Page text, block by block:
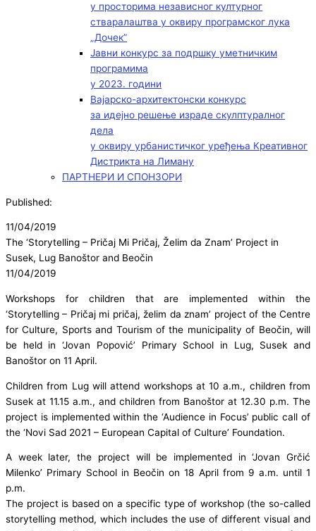
у просторима независног културног
стваралаштва у оквиру програмског лука
„Дочек”
Јавни конкурс за подршку уметничким
програмима
у 2023. години
Вајарско-архитектонски конкурс
за идејно решење израде скулптуралног
дела
у оквиру урбанистичког уређења Креативног
Дистрикта на Лиману
ПАРТНЕРИ И СПОНЗОРИ
Published:
11/04/2019
The ‘Storytelling – Pričaj Mi Pričaj, Želim da Znam’ Project in
Susek, Lug Banoštor and Beočin
11/04/2019
Workshops for children that are implemented within the
‘Storytelling – Pričaj mi pričaj, želim da znam’ project of the Centre
for Culture, Sports and Tourism of the municipality of Beočin, will
be held in ‘Jovan Popović’ Primary School in Lug, Susek and
Banoštor on 11 April.
Children from Lug will attend workshops at 10 a.m., children from
Susek at 11.15 a.m., and children from Banoštor at 12.30 p.m. The
project is implemented within the ‘Audience in Focus’ public call of
the ‘Novi Sad 2021 – European Capital of Culture’ Foundation.
A week later, the project will be implemented in ‘Jovan Grčić
Milenko’ Primary School in Beočin on 18 April from 9 a.m. until 1
p.m.
The project is based on a specific type of workshop (the so-called
storytelling method, which includes the use of different visual and